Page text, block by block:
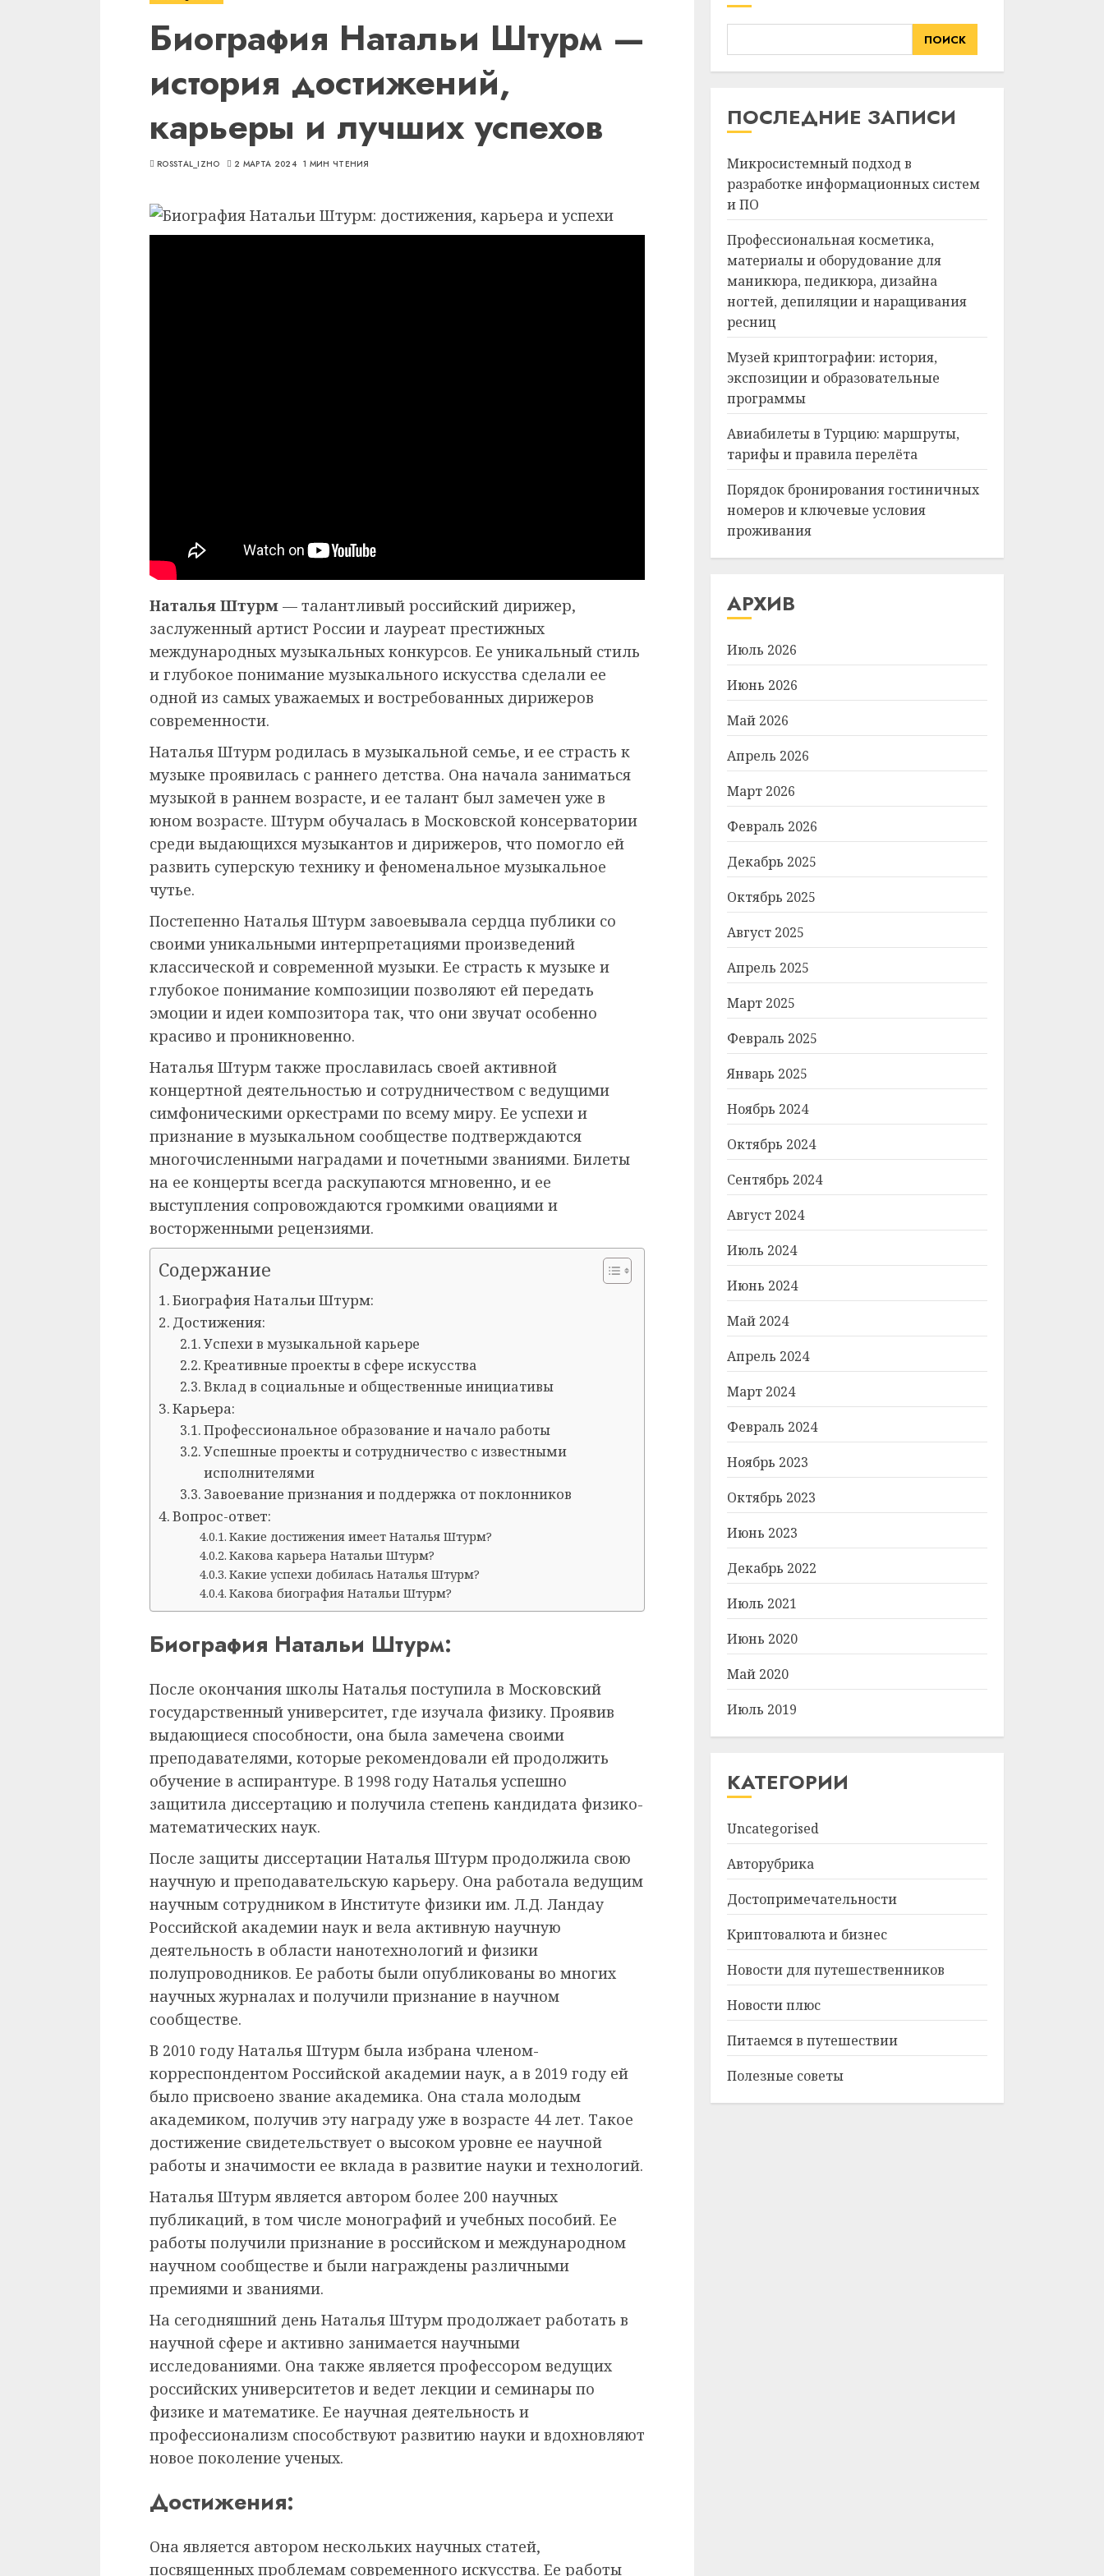
Биография Натальи Штурм —
история достижений,
карьеры и лучших успехов
ROSSTAL_IZHO 2 МАРТА 2024 1 МИН ЧТЕНИЯ
Наталья Штурм — талантливый российский дирижер,
заслуженный артист России и лауреат престижных
международных музыкальных конкурсов. Ее уникальный стиль
и глубокое понимание музыкального искусства сделали ее
одной из самых уважаемых и востребованных дирижеров
современности.
Наталья Штурм родилась в музыкальной семье, и ее страсть к
музыке проявилась с раннего детства. Она начала заниматься
музыкой в раннем возрасте, и ее талант был замечен уже в
юном возрасте. Штурм обучалась в Московской консерватории
среди выдающихся музыкантов и дирижеров, что помогло ей
развить суперскую технику и феноменальное музыкальное
чутье.
Постепенно Наталья Штурм завоевывала сердца публики со
своими уникальными интерпретациями произведений
классической и современной музыки. Ее страсть к музыке и
глубокое понимание композиции позволяют ей передать
эмоции и идеи композитора так, что они звучат особенно
красиво и проникновенно.
Наталья Штурм также прославилась своей активной
концертной деятельностью и сотрудничеством с ведущими
симфоническими оркестрами по всему миру. Ее успехи и
признание в музыкальном сообществе подтверждаются
многочисленными наградами и почетными званиями. Билеты
на ее концерты всегда раскупаются мгновенно, и ее
выступления сопровождаются громкими овациями и
восторженными рецензиями.
Содержание
Биография Натальи Штурм:
Достижения:
Успехи в музыкальной карьере
Креативные проекты в сфере искусства
Вклад в социальные и общественные инициативы
Карьера:
Профессиональное образование и начало работы
Успешные проекты и сотрудничество с известными
исполнителями
Завоевание признания и поддержка от поклонников
Вопрос-ответ:
Какие достижения имеет Наталья Штурм?
Какова карьера Натальи Штурм?
Какие успехи добилась Наталья Штурм?
Какова биография Натальи Штурм?
Биография Натальи Штурм:
После окончания школы Наталья поступила в Московский
государственный университет, где изучала физику. Проявив
выдающиеся способности, она была замечена своими
преподавателями, которые рекомендовали ей продолжить
обучение в аспирантуре. В 1998 году Наталья успешно
защитила диссертацию и получила степень кандидата физико-
математических наук.
После защиты диссертации Наталья Штурм продолжила свою
научную и преподавательскую карьеру. Она работала ведущим
научным сотрудником в Институте физики им. Л.Д. Ландау
Российской академии наук и вела активную научную
деятельность в области нанотехнологий и физики
полупроводников. Ее работы были опубликованы во многих
научных журналах и получили признание в научном
сообществе.
В 2010 году Наталья Штурм была избрана членом-
корреспондентом Российской академии наук, а в 2019 году ей
было присвоено звание академика. Она стала молодым
академиком, получив эту награду уже в возрасте 44 лет. Такое
достижение свидетельствует о высоком уровне ее научной
работы и значимости ее вклада в развитие науки и технологий.
Наталья Штурм является автором более 200 научных
публикаций, в том числе монографий и учебных пособий. Ее
работы получили признание в российском и международном
научном сообществе и были награждены различными
премиями и званиями.
На сегодняшний день Наталья Штурм продолжает работать в
научной сфере и активно занимается научными
исследованиями. Она также является профессором ведущих
российских университетов и ведет лекции и семинары по
физике и математике. Ее научная деятельность и
профессионализм способствуют развитию науки и вдохновляют
новое поколение ученых.
Достижения:
Она является автором нескольких научных статей,
посвященных проблемам современного искусства. Ее работы
ПОИСК
ПОСЛЕДНИЕ ЗАПИСИ
Микросистемный подход в
разработке информационных систем
и ПО
Профессиональная косметика,
материалы и оборудование для
маникюра, педикюра, дизайна
ногтей, депиляции и наращивания
ресниц
Музей криптографии: история,
экспозиции и образовательные
программы
Авиабилеты в Турцию: маршруты,
тарифы и правила перелёта
Порядок бронирования гостиничных
номеров и ключевые условия
проживания
АРХИВ
Июль 2026
Июнь 2026
Май 2026
Апрель 2026
Март 2026
Февраль 2026
Декабрь 2025
Октябрь 2025
Август 2025
Апрель 2025
Март 2025
Февраль 2025
Январь 2025
Ноябрь 2024
Октябрь 2024
Сентябрь 2024
Август 2024
Июль 2024
Июнь 2024
Май 2024
Апрель 2024
Март 2024
Февраль 2024
Ноябрь 2023
Октябрь 2023
Июнь 2023
Декабрь 2022
Июль 2021
Июнь 2020
Май 2020
Июль 2019
КАТЕГОРИИ
Uncategorised
Авторубрика
Достопримечательности
Криптовалюта и бизнес
Новости для путешественников
Новости плюс
Питаемся в путешествии
Полезные советы